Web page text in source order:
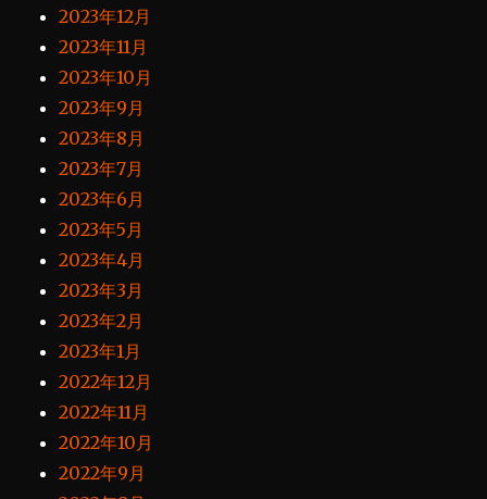
2023年12月
2023年11月
2023年10月
2023年9月
2023年8月
2023年7月
2023年6月
2023年5月
2023年4月
2023年3月
2023年2月
2023年1月
2022年12月
2022年11月
2022年10月
2022年9月